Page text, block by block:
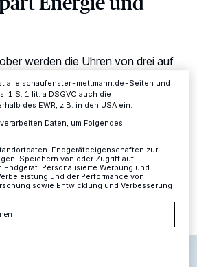
werden die Uhren von drei auf
längst automatisch vollziehen,
der Heizungsanlage auf jeden
Eine Minute Lesezeit
nicht mehr so relevant für Sie. Sie können
aufrufen, um Ihre Einstellungen zu
zu widerrufen, indem Sie auf den Link
innerhalb unseres Website. Weitere
in unserer Datenschutzerklärung.
alle schaufenster-mettmann.de-Seiten und
1 S. 1 lit. a DSGVO auch die
des EWR, z.B. in den USA ein.
Daten, um Folgendes
Endgeräteeigenschaften zur
Speichern von oder Zugriff auf
Endgerät. Personalisierte Werbung und
und der Performance von
sowie Entwicklung und Verbesserung